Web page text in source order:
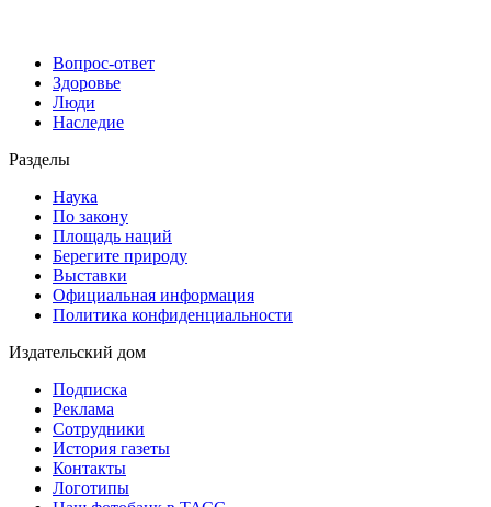
Вопрос-ответ
Здоровье
Люди
Наследие
Разделы
Наука
По закону
Площадь наций
Берегите природу
Выставки
Официальная информация
Политика конфиденциальности
Издательский дом
Подписка
Реклама
Сотрудники
История газеты
Контакты
Логотипы